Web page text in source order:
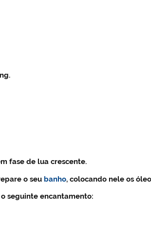
fase de lua crescente.
o seu banho, colocando nele os
seguinte encantamento: